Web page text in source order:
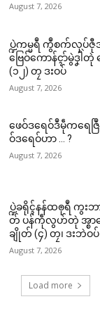
August 7, 2026
ပ္ဍဲကမ္မရဳ ကွဳစက်လုပ်ဇီု
ဗြေဝ်ကောန်ၚာ်မွဲဒၞ
(၁၂) တၠ ဒးဝပ်
August 7, 2026
ဖေဝ်ဒရေဝ်ဒဳမဵုကရေဇ
ဝ်ဒရေဝ်ဟာ … ?
August 7, 2026
ပ္ဍဲခရိုၚ်နန်ထၜုရဳ ကွ
တ် ပန်ကဵုလွဟ်တုဲ အ္စာၝ
ချိုတ် (၄) တၠ၊ ဒးဘဲဝ
August 7, 2026
Load more